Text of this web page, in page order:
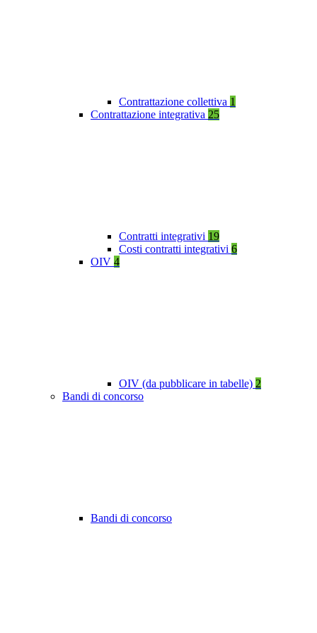
Contrattazione collettiva 1
Contrattazione integrativa 25
Contratti integrativi 19
Costi contratti integrativi 6
OIV 4
OIV (da pubblicare in tabelle) 2
Bandi di concorso
Bandi di concorso